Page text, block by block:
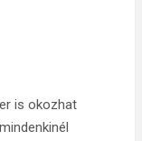
is okozhat